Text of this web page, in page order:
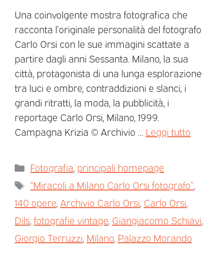
Una coinvolgente mostra fotografica che
racconta l’originale personalità del fotografo
Carlo Orsi con le sue immagini scattate a
partire dagli anni Sessanta. Milano, la sua
città, protagonista di una lunga esplorazione
tra luci e ombre, contraddizioni e slanci, i
grandi ritratti, la moda, la pubblicità, i
reportage Carlo Orsi, Milano, 1999.
Campagna Krizia © Archivio … Leggi tutto
Fotografia principali homepage
“Miracoli a Milano Carlo Orsi fotografo”
140 opere Archivio Carlo Orsi Carlo Orsi
Dils fotografie vintage Giangiacomo Schiavi
Giorgio Terruzzi Milano Palazzo Morando